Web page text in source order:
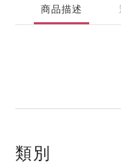
商品描述
類別